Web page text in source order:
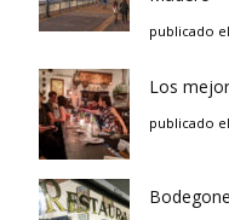
publicado
Los
publicado